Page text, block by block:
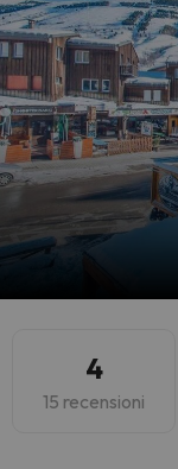
4
15 recensioni